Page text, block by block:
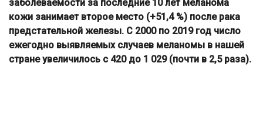
заболеваемости за последние 10 лет меланома
кожи занимает второе место (+51,4 %) после рака
предстательной железы. С 2000 по 2019 год число
ежегодно выявляемых случаев меланомы в нашей
стране увеличилось с 420 до 1 029 (почти в 2,5 раза).